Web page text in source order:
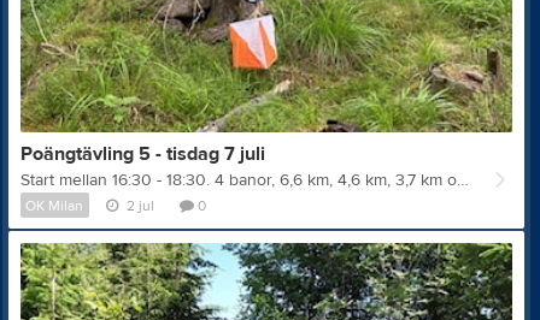
Poängtävling 5 - tisdag 7 juli
Start mellan 16:30 - 18:30. 4 banor, 6,6 km, 4,6 km, 3,7 km och 2,6 km. Till start 250 m. Vägvisning efter vägen Västra Sund - Ramshyttan, samling efter vägen mot Röbergshagen, se vägvisning Eventor. Begränsad parkeringsyta, så vi är tacksamma om ni kan samåka. Kartområde Älgberget/Lilla Ramsjön/Ramshyttan. Banläggare Jan-Åke Stolt Karlsson. På bilden ovan ser vi en av de många kojruiner som finns på kartområdet.. För minska administrationen vid poängtävlingarna och för att kunna beräkna kartåtgången har vi föranmälan via Eventor tom kl. 9.00 på tävlingsdagen. Det finns även möjlighet till direktanmälan, men vi kan då inte garantera tillgången till kartor. Klubbmedlemmar som saknar inloggningsuppgifter till Eventor kan maila till poangtavlingarna@telia.com och ange inloggning Eventor så beställer vi inloggningsuppgifter. Klubben tar ut en träningsavgift för medlemmar äldre än 20 år på 50 kr per poängtävling som faktureras efter sista tävlingen. För deltagare från andra klubbar gäller att anmälningsavgiften faktureras deltagarnas klubbar för att minska hanteringen. Klubblösa betalar sin avgift innan start, gärna med swish. Ytterligare info och anmälan finns på följande länk Poängtävling 5 Bilder från terrängen
OK Milan 2 jul 0